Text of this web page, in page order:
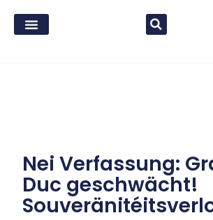
Nei Verfassung:
Duc geschwächt!